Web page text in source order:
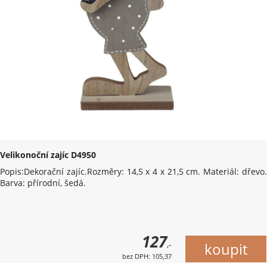
Velikonoční zajíc D4950
Popis:Dekorační zajíc.Rozměry: 14,5 x 4 x 21,5 cm. Materiál: dřevo.
Barva: přírodní, šedá.
127,-
bez DPH: 105,37